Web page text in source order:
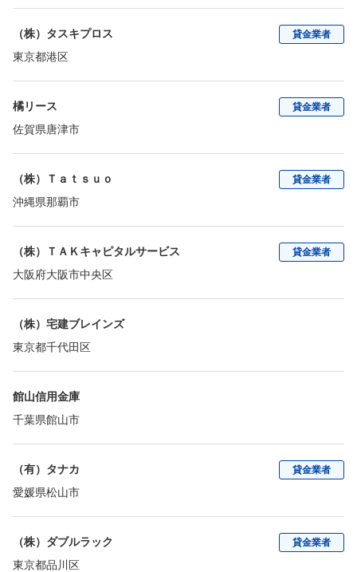
（株）タスキプロス
東京都港区
貸金業者
橘リース
佐賀県唐津市
貸金業者
（株）Ｔａｔｓｕｏ
沖縄県那覇市
貸金業者
（株）ＴＡＫキャピタルサービス
大阪府大阪市中央区
貸金業者
（株）宅建ブレインズ
東京都千代田区
館山信用金庫
千葉県館山市
（有）タナカ
愛媛県松山市
貸金業者
（株）ダブルラック
東京都品川区
貸金業者